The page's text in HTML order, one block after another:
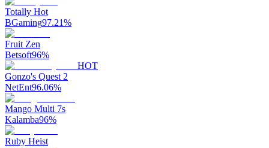
Totally Hot
BGaming97.21%
Fruit Zen
Betsoft96%
HOT
Gonzo's Quest 2
NetEnt96.06%
Mango Multi 7s
Kalamba96%
Ruby Heist